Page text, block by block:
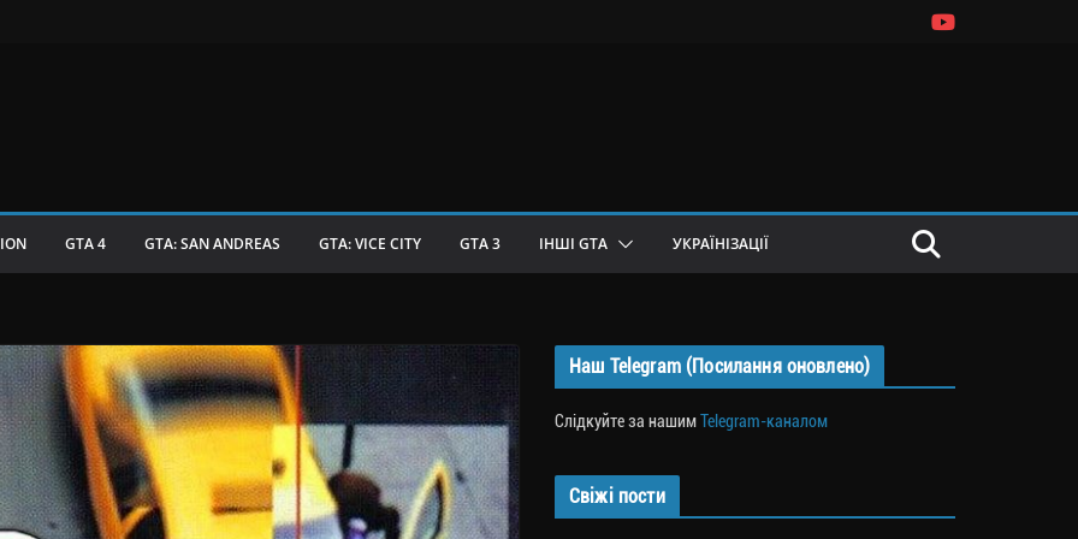
GTA 4 GTA: SAN ANDREAS GTA: VICE CITY GTA 3 ІНШІ GTA УКРАЇНІЗАЦІЇ
Наш Telegram (Посилання оновлено)
Слідкуйте за нашимTelegram-каналом
Свіжі пости